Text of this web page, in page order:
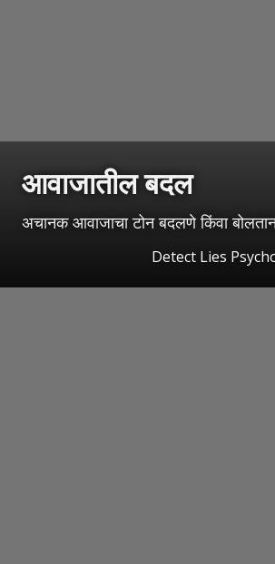
आवाजातील बदल
अचानक आवाजाचा टोन बदलणे किंवा
Detect Lies